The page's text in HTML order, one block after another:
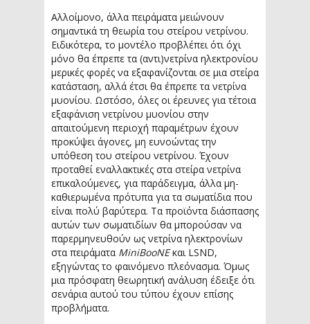
Αλλοίμονο, άλλα πειράματα μειώνουν
σημαντικά τη θεωρία του στείρου νετρίνου.
Ειδικότερα, το μοντέλο προβλέπει ότι όχι
μόνο θα έπρεπε τα (αντι)νετρίνα ηλεκτρονίου
μερικές φορές να εξαφανίζονται σε μια στείρα
κατάσταση, αλλά έτσι θα έπρεπε τα νετρίνα
μυονίου. Ωστόσο, όλες οι έρευνες για τέτοια
εξαφάνιση νετρίνου μυονίου στην
απαιτούμενη περιοχή παραμέτρων έχουν
προκύψει άγονες, μη ευνοώντας την
υπόθεση του στείρου νετρίνου. Έχουν
προταθεί εναλλακτικές στα στείρα νετρίνα
επικαλούμενες, για παράδειγμα, άλλα μη-
καθιερωμένα πρότυπα για τα σωματίδια που
είναι πολύ βαρύτερα. Τα προϊόντα διάσπασης
αυτών των σωματιδίων θα μπορούσαν να
παρερμηνευθούν ως νετρίνα ηλεκτρονίων
στα πειράματα MiniBooNEκαι LSND,
εξηγώντας το φαινόμενο πλεόνασμα. Όμως
μια πρόσφατη θεωρητική ανάλυση έδειξε ότι
σενάρια αυτού του τύπου έχουν επίσης
προβλήματα.